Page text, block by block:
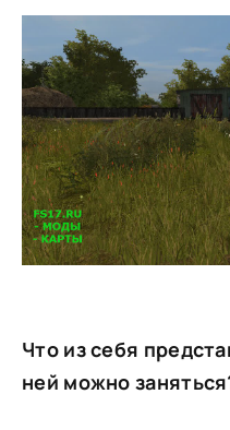
Что из себя
ней можно